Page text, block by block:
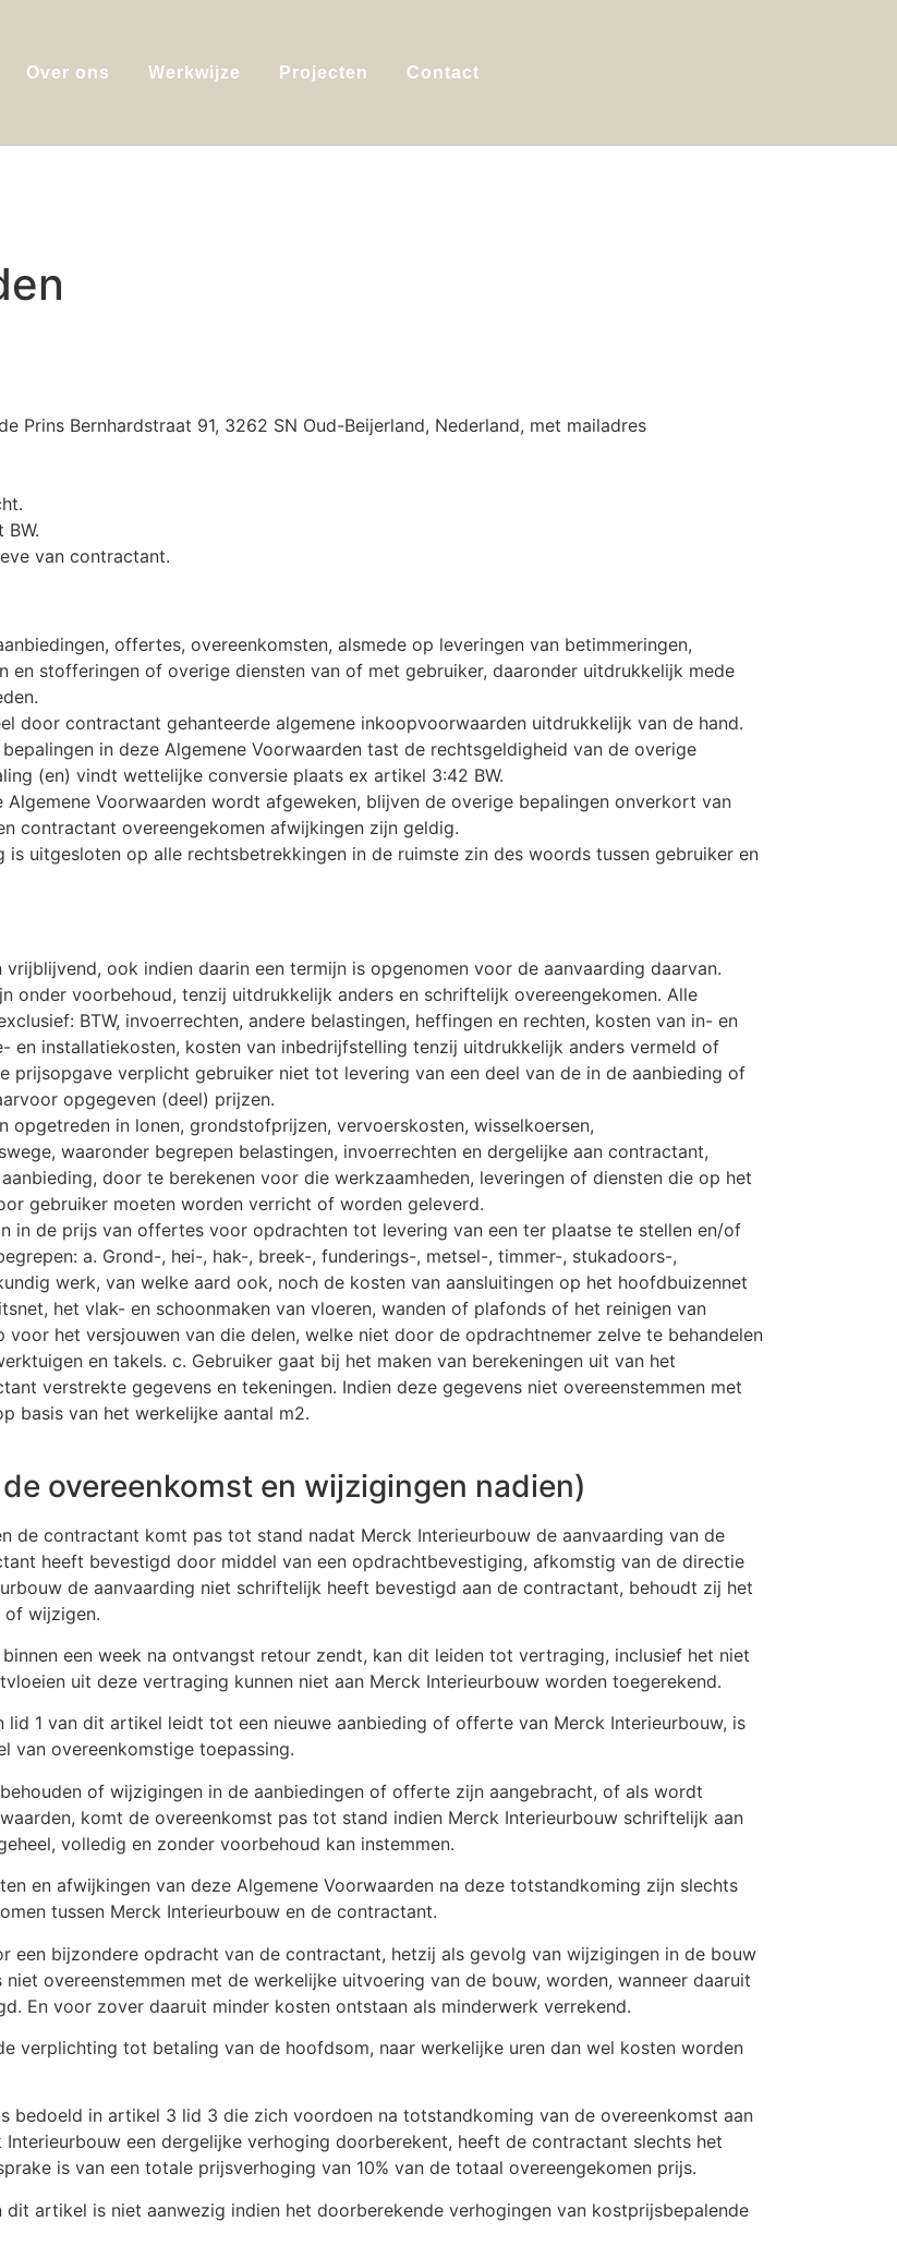
Over ons Werkwijze Projecten Contact
Prins Bernhardstraat 91, 3262 SN Oud-Beijerland, Nederland, met mailadres
van contractant.
offertes, overeenkomsten, alsmede op leveringen van betimmeringen,
en stofferingen of overige diensten van of met gebruiker, daaronder uitdrukkelijk mede
door contractant gehanteerde algemene inkoopvoorwaarden uitdrukkelijk van de hand.
in deze Algemene Voorwaarden tast de rechtsgeldigheid van de overige
(en) vindt wettelijke conversie plaats ex artikel 3:42 BW.
Voorwaarden wordt afgeweken, blijven de overige bepalingen onverkort van
contractant overeengekomen afwijkingen zijn geldig.
is uitgesloten op alle rechtsbetrekkingen in de ruimste zin des woords tussen gebruiker en
ook indien daarin een termijn is opgenomen voor de aanvaarding daarvan.
onder voorbehoud, tenzij uitdrukkelijk anders en schriftelijk overeengekomen. Alle
BTW, invoerrechten, andere belastingen, heffingen en rechten, kosten van in- en
en installatiekosten, kosten van inbedrijfstelling tenzij uitdrukkelijk anders vermeld of
prijsopgave verplicht gebruiker niet tot levering van een deel van de in de aanbieding of
opgegeven (deel) prijzen.
opgetreden in lonen, grondstofprijzen, vervoerskosten, wisselkoersen,
waaronder begrepen belastingen, invoerrechten en dergelijke aan contractant,
door te berekenen voor die werkzaamheden, leveringen of diensten die op het
gebruiker moeten worden verricht of worden geleverd.
in de prijs van offertes voor opdrachten tot levering van een ter plaatse te stellen en/of
a. Grond-, hei-, hak-, breek-, funderings-, metsel-, timmer-, stukadoors-,
werk, van welke aard ook, noch de kosten van aansluitingen op het hoofdbuizennet
het vlak- en schoonmaken van vloeren, wanden of plafonds of het reinigen van
voor het versjouwen van die delen, welke niet door de opdrachtnemer zelve te behandelen
en takels. c. Gebruiker gaat bij het maken van berekeningen uit van het
verstrekte gegevens en tekeningen. Indien deze gegevens niet overeenstemmen met
basis van het werkelijke aantal m2.
overeenkomst en wijzigingen nadien)
de contractant komt pas tot stand nadat Merck Interieurbouw de aanvaarding van de
heeft bevestigd door middel van een opdrachtbevestiging, afkomstig van de directie
de aanvaarding niet schriftelijk heeft bevestigd aan de contractant, behoudt zij het
wijzigen.
een week na ontvangst retour zendt, kan dit leiden tot vertraging, inclusief het niet
uit deze vertraging kunnen niet aan Merck Interieurbouw worden toegerekend.
1 van dit artikel leidt tot een nieuwe aanbieding of offerte van Merck Interieurbouw, is
van overeenkomstige toepassing.
of wijzigingen in de aanbiedingen of offerte zijn aangebracht, of als wordt
komt de overeenkomst pas tot stand indien Merck Interieurbouw schriftelijk aan
volledig en zonder voorbehoud kan instemmen.
en afwijkingen van deze Algemene Voorwaarden na deze totstandkoming zijn slechts
tussen Merck Interieurbouw en de contractant.
een bijzondere opdracht van de contractant, hetzij als gevolg van wijzigingen in de bouw
overeenstemmen met de werkelijke uitvoering van de bouw, worden, wanneer daaruit
En voor zover daaruit minder kosten ontstaan als minderwerk verrekend.
verplichting tot betaling van de hoofdsom, naar werkelijke uren dan wel kosten worden
bedoeld in artikel 3 lid 3 die zich voordoen na totstandkoming van de overeenkomst aan
een dergelijke verhoging doorberekent, heeft de contractant slechts het
is van een totale prijsverhoging van 10% van de totaal overeengekomen prijs.
artikel is niet aanwezig indien het doorberekende verhogingen van kostprijsbepalende